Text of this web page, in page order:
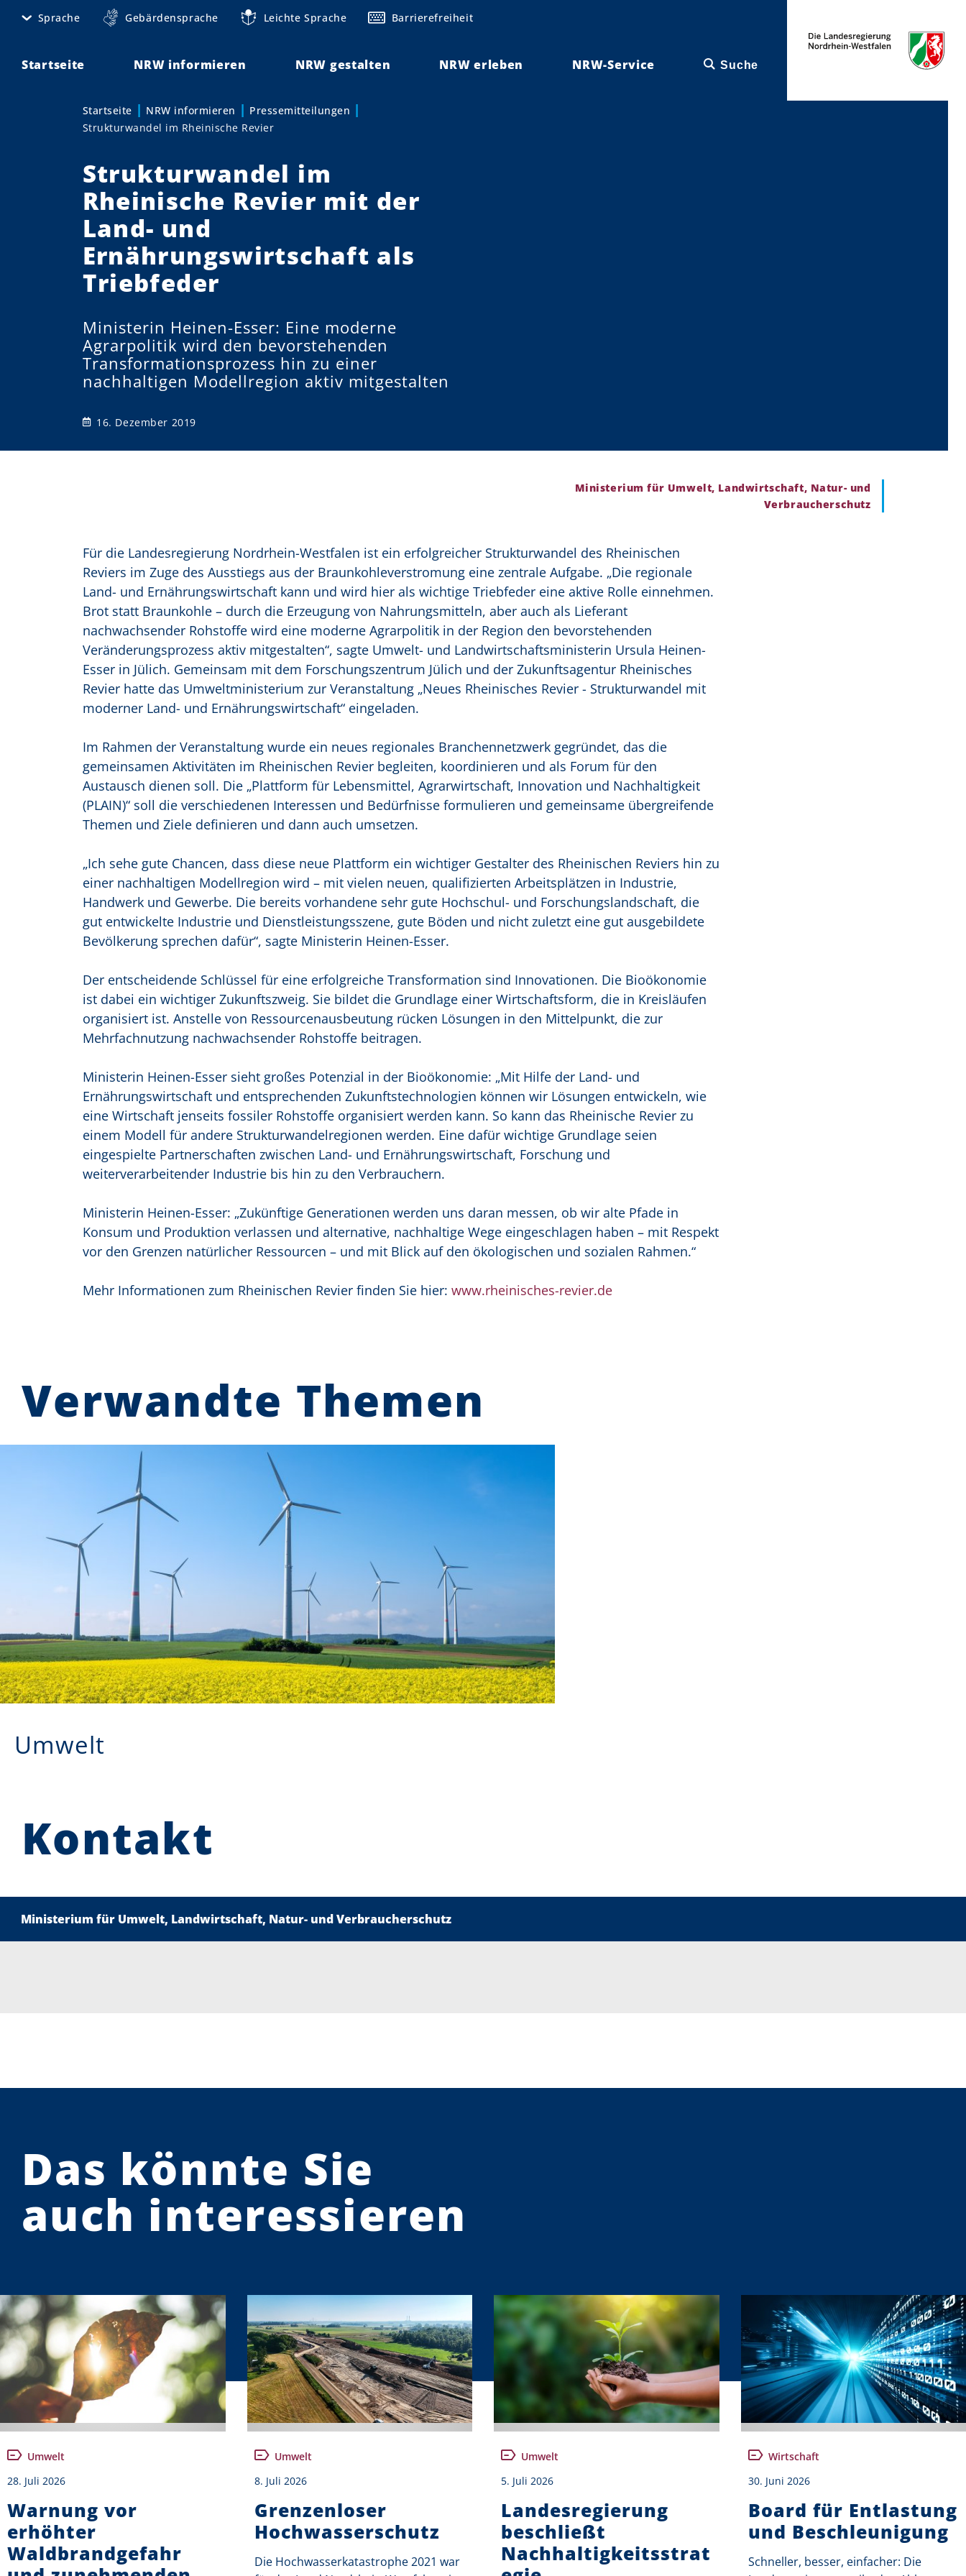
Sprache Gebärdensprache Leichte Sprache Barrierefreiheit
Startseite NRW informieren NRW gestalten NRW erleben NRW-Service Suche
Sie sind hier:
Startseite NRW informieren
Pressemitteilungen
Strukturwandel im Rheinische Revier
Strukturwandel im
Rheinische Revier mit der
Land- und
Ernährungswirtschaft als
Triebfeder
Ministerin Heinen-Esser: Eine moderne
Agrarpolitik wird den bevorstehenden
Transformationsprozess hin zu einer
nachhaltigen Modellregion aktiv mitgestalten
16. Dezember 2019
Ministerium für Umwelt, Landwirtschaft, Natur- und
Verbraucherschutz
Für die Landesregierung Nordrhein-Westfalen ist ein erfolgreicher Strukturwandel des Rheinischen
Reviers im Zuge des Ausstiegs aus der Braunkohleverstromung eine zentrale Aufgabe. „Die regionale
Land- und Ernährungswirtschaft kann und wird hier als wichtige Triebfeder eine aktive Rolle einnehmen.
Brot statt Braunkohle – durch die Erzeugung von Nahrungsmitteln, aber auch als Lieferant
nachwachsender Rohstoffe wird eine moderne Agrarpolitik in der Region den bevorstehenden
Veränderungsprozess aktiv mitgestalten“, sagte Umwelt- und Landwirtschaftsministerin Ursula Heinen-
Esser in Jülich. Gemeinsam mit dem Forschungszentrum Jülich und der Zukunftsagentur Rheinisches
Revier hatte das Umweltministerium zur Veranstaltung „Neues Rheinisches Revier - Strukturwandel mit
moderner Land- und Ernährungswirtschaft“ eingeladen.
Im Rahmen der Veranstaltung wurde ein neues regionales Branchennetzwerk gegründet, das die
gemeinsamen Aktivitäten im Rheinischen Revier begleiten, koordinieren und als Forum für den
Austausch dienen soll. Die „Plattform für Lebensmittel, Agrarwirtschaft, Innovation und Nachhaltigkeit
(PLAIN)“ soll die verschiedenen Interessen und Bedürfnisse formulieren und gemeinsame übergreifende
Themen und Ziele definieren und dann auch umsetzen.
„Ich sehe gute Chancen, dass diese neue Plattform ein wichtiger Gestalter des Rheinischen Reviers hin zu
einer nachhaltigen Modellregion wird – mit vielen neuen, qualifizierten Arbeitsplätzen in Industrie,
Handwerk und Gewerbe. Die bereits vorhandene sehr gute Hochschul- und Forschungslandschaft, die
gut entwickelte Industrie und Dienstleistungsszene, gute Böden und nicht zuletzt eine gut ausgebildete
Bevölkerung sprechen dafür“, sagte Ministerin Heinen-Esser.
Der entscheidende Schlüssel für eine erfolgreiche Transformation sind Innovationen. Die Bioökonomie
ist dabei ein wichtiger Zukunftszweig. Sie bildet die Grundlage einer Wirtschaftsform, die in Kreisläufen
organisiert ist. Anstelle von Ressourcenausbeutung rücken Lösungen in den Mittelpunkt, die zur
Mehrfachnutzung nachwachsender Rohstoffe beitragen.
Ministerin Heinen-Esser sieht großes Potenzial in der Bioökonomie: „Mit Hilfe der Land- und
Ernährungswirtschaft und entsprechenden Zukunftstechnologien können wir Lösungen entwickeln, wie
eine Wirtschaft jenseits fossiler Rohstoffe organisiert werden kann. So kann das Rheinische Revier zu
einem Modell für andere Strukturwandelregionen werden. Eine dafür wichtige Grundlage seien
eingespielte Partnerschaften zwischen Land- und Ernährungswirtschaft, Forschung und
weiterverarbeitender Industrie bis hin zu den Verbrauchern.
Ministerin Heinen-Esser: „Zukünftige Generationen werden uns daran messen, ob wir alte Pfade in
Konsum und Produktion verlassen und alternative, nachhaltige Wege eingeschlagen haben – mit Respekt
vor den Grenzen natürlicher Ressourcen – und mit Blick auf den ökologischen und sozialen Rahmen.“
Mehr Informationen zum Rheinischen Revier finden Sie hier: www.rheinisches-revier.de
Verwandte Themen
Umwelt
Kontakt
Ministerium für Umwelt, Landwirtschaft, Natur- und Verbraucherschutz
Das könnte Sie
auch interessieren
Umwelt
28. Juli 2026
Warnung vor
erhöhter
Waldbrandgefahr
Umwelt
8. Juli 2026
Grenzenloser
Hochwasserschutz
Die Hochwasserkatastrophe 2021 war
Umwelt
5. Juli 2026
Landesregierung
beschließt
Nachhaltigkeitsstrat
Wirtschaft
30. Juni 2026
Board für Entlastung
und Beschleunigung
Schneller, besser, einfacher: Die